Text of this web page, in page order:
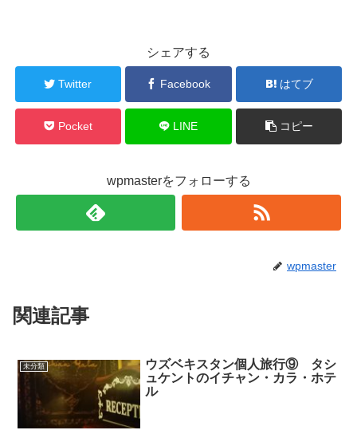
シェアする
Twitter Facebook はてブ
Pocket LINE コピー
wpmasterをフォローする
wpmaster
関連記事
未分類
ウズベキスタン個人旅行⑨ タシ
ュケントのイチャン・カラ・ホテ
ル